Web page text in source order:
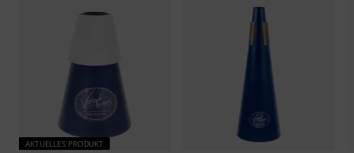
AKTUELLES PRODUKT